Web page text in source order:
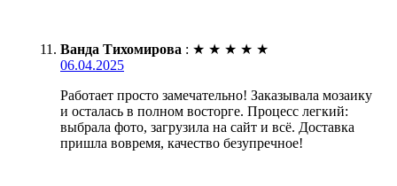
Ванда Тихомирова : ★ ★ ★ ★ ★
06.04.2025
Работает просто замечательно! Заказывала мозаику
и осталась в полном восторге. Процесс легкий:
выбрала фото, загрузила на сайт и всё. Доставка
пришла вовремя, качество безупречное!